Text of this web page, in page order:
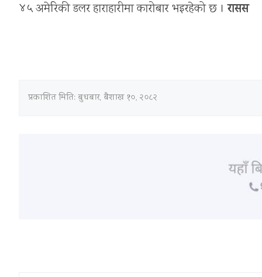
४५ अमेरिकी डलर हाराहारीमा कारोबार भइरहेको छ ।रासस
प्रकाशित मिति: बुधबार, बैशाख १०, २०८२